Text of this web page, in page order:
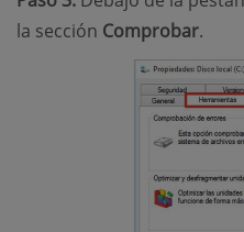
la sección Comprobar.